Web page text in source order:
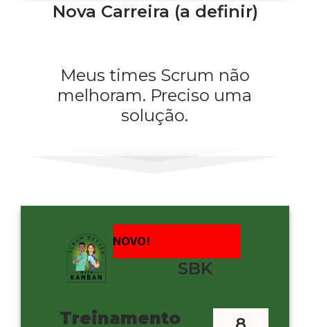
Nova Carreira (a definir)
Meus times Scrum não
melhoram. Preciso uma
solução.
NOVO!
SBK
Treinamento